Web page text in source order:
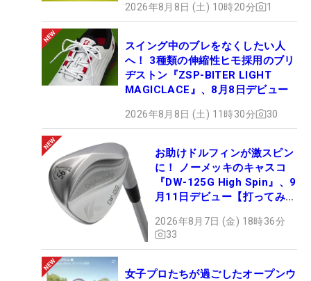
2026年8月8日 (土) 10時20分 1
スイング中のブレをなくしたい人
へ！ 3種類の伸縮性ヒモ採用のブリ
ヂストン『ZSP-BITER LIGHT
MAGICLACE』、8月8日デビュー
2026年8月8日 (土) 11時30分 30
お助けドルフィンが激スピン
に！ ノーメッキのキャスコ
『DW-125G High Spin』、9
月11日デビュー【打ってみ
2026年8月7日 (金) 18時36分
33
女子プロたちが過ごしたオープンウ